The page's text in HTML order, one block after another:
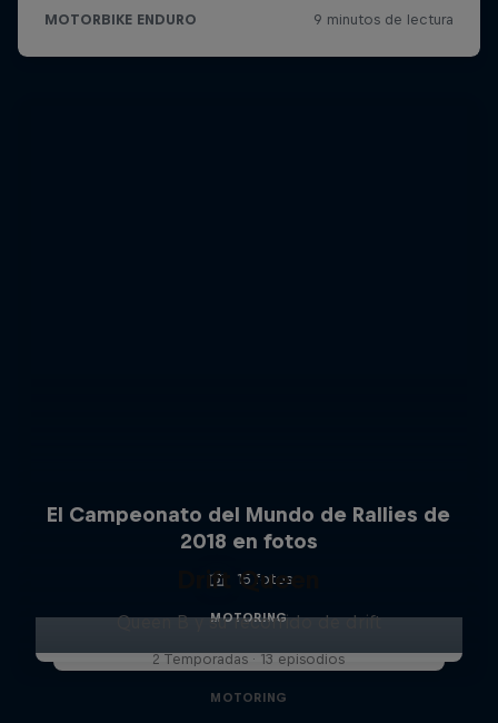
El Campeonato del Mundo de Rallies de
2018 en fotos
15 fotos
MOTORING
Drift Queen
Queen B y su recorrido de drift
2 Temporadas · 13 episodios
MOTORING